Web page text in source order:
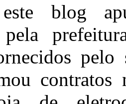
blog
pela